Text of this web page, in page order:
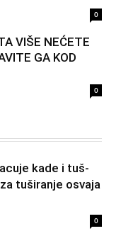
0
VIŠE NEĆETE
GA KOD
0
kade i tuš-
tuširanje osvaja
0